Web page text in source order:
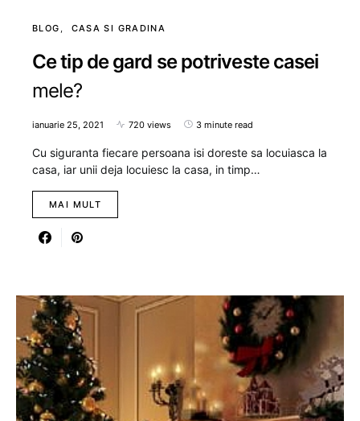
BLOG CASA SI GRADINA
Ce tip de gard se potriveste casei
mele?
ianuarie 25, 2021 720 views 3 minute read
Cu siguranta fiecare persoana isi doreste sa locuiasca la
casa, iar unii deja locuiesc la casa, in timp…
MAI MULT